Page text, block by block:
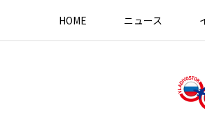
HOME ニュース